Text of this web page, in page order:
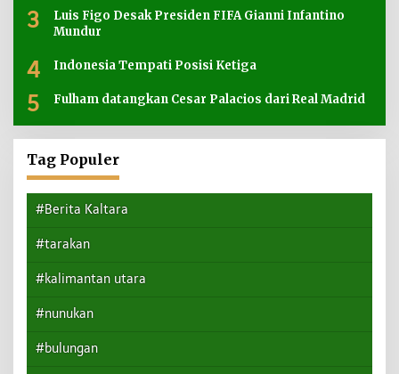
3
Luis Figo Desak Presiden FIFA Gianni Infantino
Mundur
4 Indonesia Tempati Posisi Ketiga
5 Fulham datangkan Cesar Palacios dari Real Madrid
Tag Populer
#Berita Kaltara
#tarakan
#kalimantan utara
#nunukan
#bulungan